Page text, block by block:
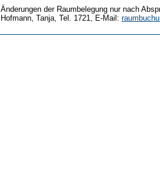
Änderungen der Raumbelegung nur nach
Hofmann, Tanja, Tel. 1721, E-Mail: